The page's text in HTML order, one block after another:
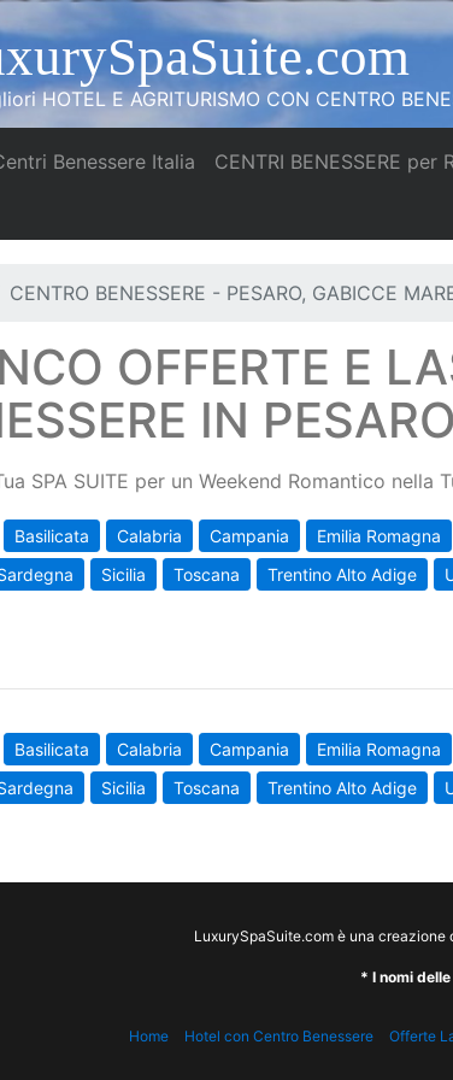
HOTEL E AGRITURISMO CON CENTRO
Benessere Italia (current)
CENTRI BENESSERE per
CENTRO BENESSERE - PESARO, GABICCE
OFFERTE E
IN
SPA SUITE per un Weekend Romantico nella
Basilicata Calabria Campania Emilia Romagna
Sicilia Toscana Trentino Alto Adige
Basilicata Calabria Campania Emilia Romagna
Sicilia Toscana Trentino Alto Adige
LuxurySpaSuite.com è una
* I nomi
Home Hotel con Centro Benessere Offerte